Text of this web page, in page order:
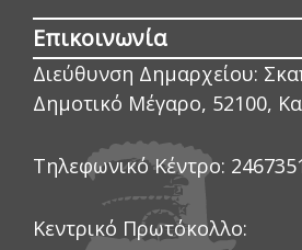
Επικοινωνία
Διεύθυνση Δημαρχείου:
Δημοτικό Μέγαρο, 52100,
Τηλεφωνικό Κέντρο:
Κεντρικό Πρωτόκολλο: